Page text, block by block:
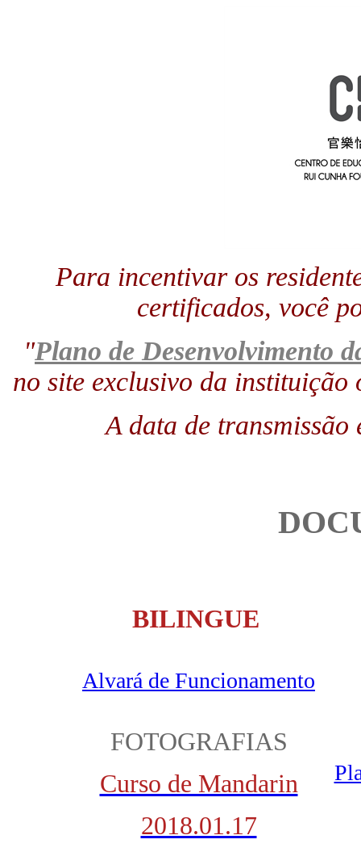
Para incentivar os
certificados, você
"Plano de Desenvolvimento
no site exclusivo da instituição
A data de transmissão
BILINGUE
Alvará de Funcionamento
FOTOGRAFIAS
Curso de Mandarin
2018.01.17